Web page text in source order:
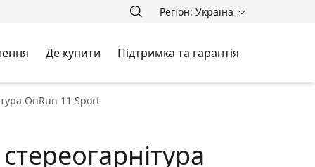
Регіон: Україна
Де купити Підтримка та гарантія
OnRun 11 Sport